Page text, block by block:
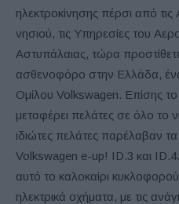
ηλεκτροκίνησης πέρσι από
νησιού, τις Υπηρεσίες του
Αστυπάλαιας, τώρα
ασθενοφόρο στην Ελλάδα,
Ομίλου Volkswagen. Επίσης το
μεταφέρει πελάτες σε όλο το
ιδιώτες πελάτες παρέλαβαν τα
Volkswagen e-up! ID.3 και
αυτό το καλοκαίρι
ηλεκτρικά οχήματα, με τις